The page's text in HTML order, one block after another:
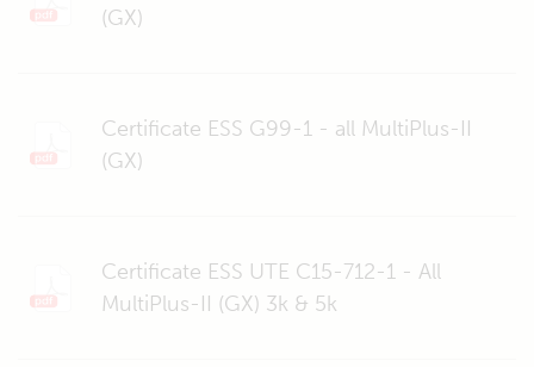
(GX)
Certificate ESS G99-1 - all MultiPlus-II
(GX)
Certificate ESS UTE C15-712-1 - All
MultiPlus-II (GX) 3k & 5k